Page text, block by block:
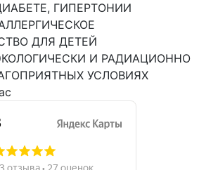
ГИПЕРТОНИИ
ДЛЯ ДЕТЕЙ
И РАДИАЦИОННО
УСЛОВИЯХ